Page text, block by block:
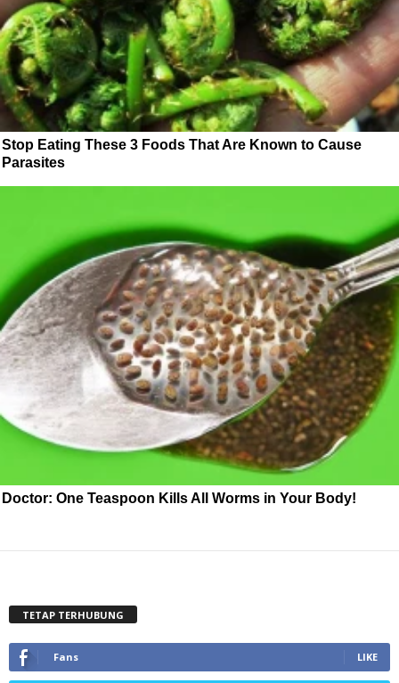
Stop Eating These 3 Foods That Are Known to Cause
Parasites
Doctor: One Teaspoon Kills All Worms in Your Body!
TETAP TERHUBUNG
Fans LIKE